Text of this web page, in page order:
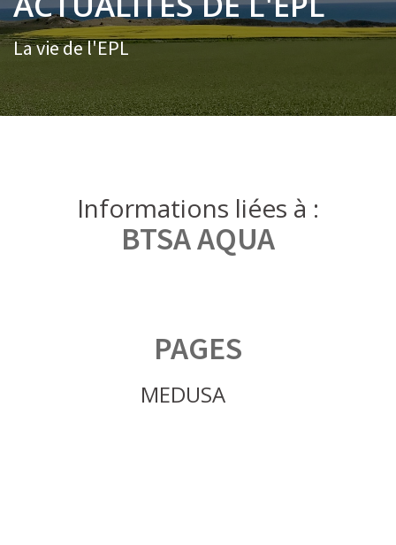
La vie de l'EPL
Informations liées à :
BTSA AQUA
PAGES
MEDUSA